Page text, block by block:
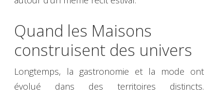
Quand les Maisons
construisent des univers
Longtemps, la gastronomie et la mode ont
évolué dans des territoires distincts.